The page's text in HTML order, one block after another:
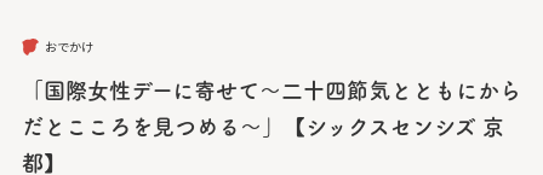
おでかけ
「国際女性デーに寄せて～二十四節気とともにから
だとこころを見つめる～」【シックスセンシズ 京
都】